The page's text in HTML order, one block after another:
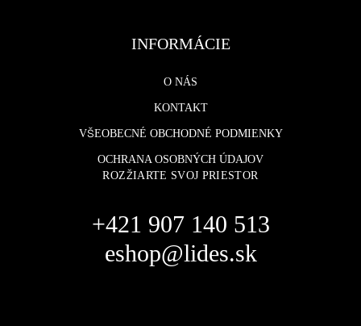
INFORMÁCIE
O NÁS
KONTAKT
VŠEOBECNÉ OBCHODNÉ PODMIENKY
OCHRANA OSOBNÝCH ÚDAJOV
ROZŽIARTE SVOJ PRIESTOR
+421 907 140 513
eshop@lides.sk